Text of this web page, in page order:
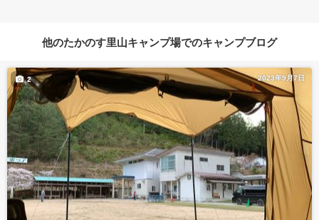
他のたかのす里山キャンプ場でのキャンプブログ
2023年9月7日
2